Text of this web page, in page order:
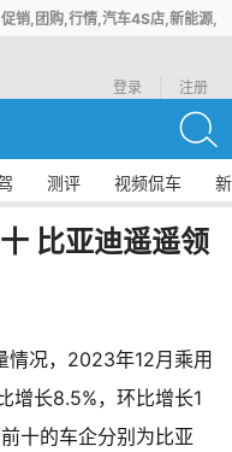
销,团购,行情,汽车4S店,新能源,
登录
注册
测评 视频侃车
比亚迪遥遥领
况，2023年12月乘用
增长8.5%，环比增长1
十的车企分别为比亚